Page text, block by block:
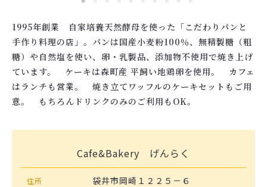
1995年創業 自家培養天然酵母を使った「こだわりパンと
手作り料理の店」。パンは国産小麦粉100％、無精製糖（粗
糖）や自然塩を使い、卵・乳製品、添加物不使用で焼き上げ
ています。 ケーキは森町産 平飼い地鶏卵を使用。 カフェ
はランチも営業。 焼き立てワッフルのケーキセットもご用
意。 もちろんドリンクのみのご利用もOK。
Cafe&Bakery げんらく
住所 袋井市岡崎１２２５－６